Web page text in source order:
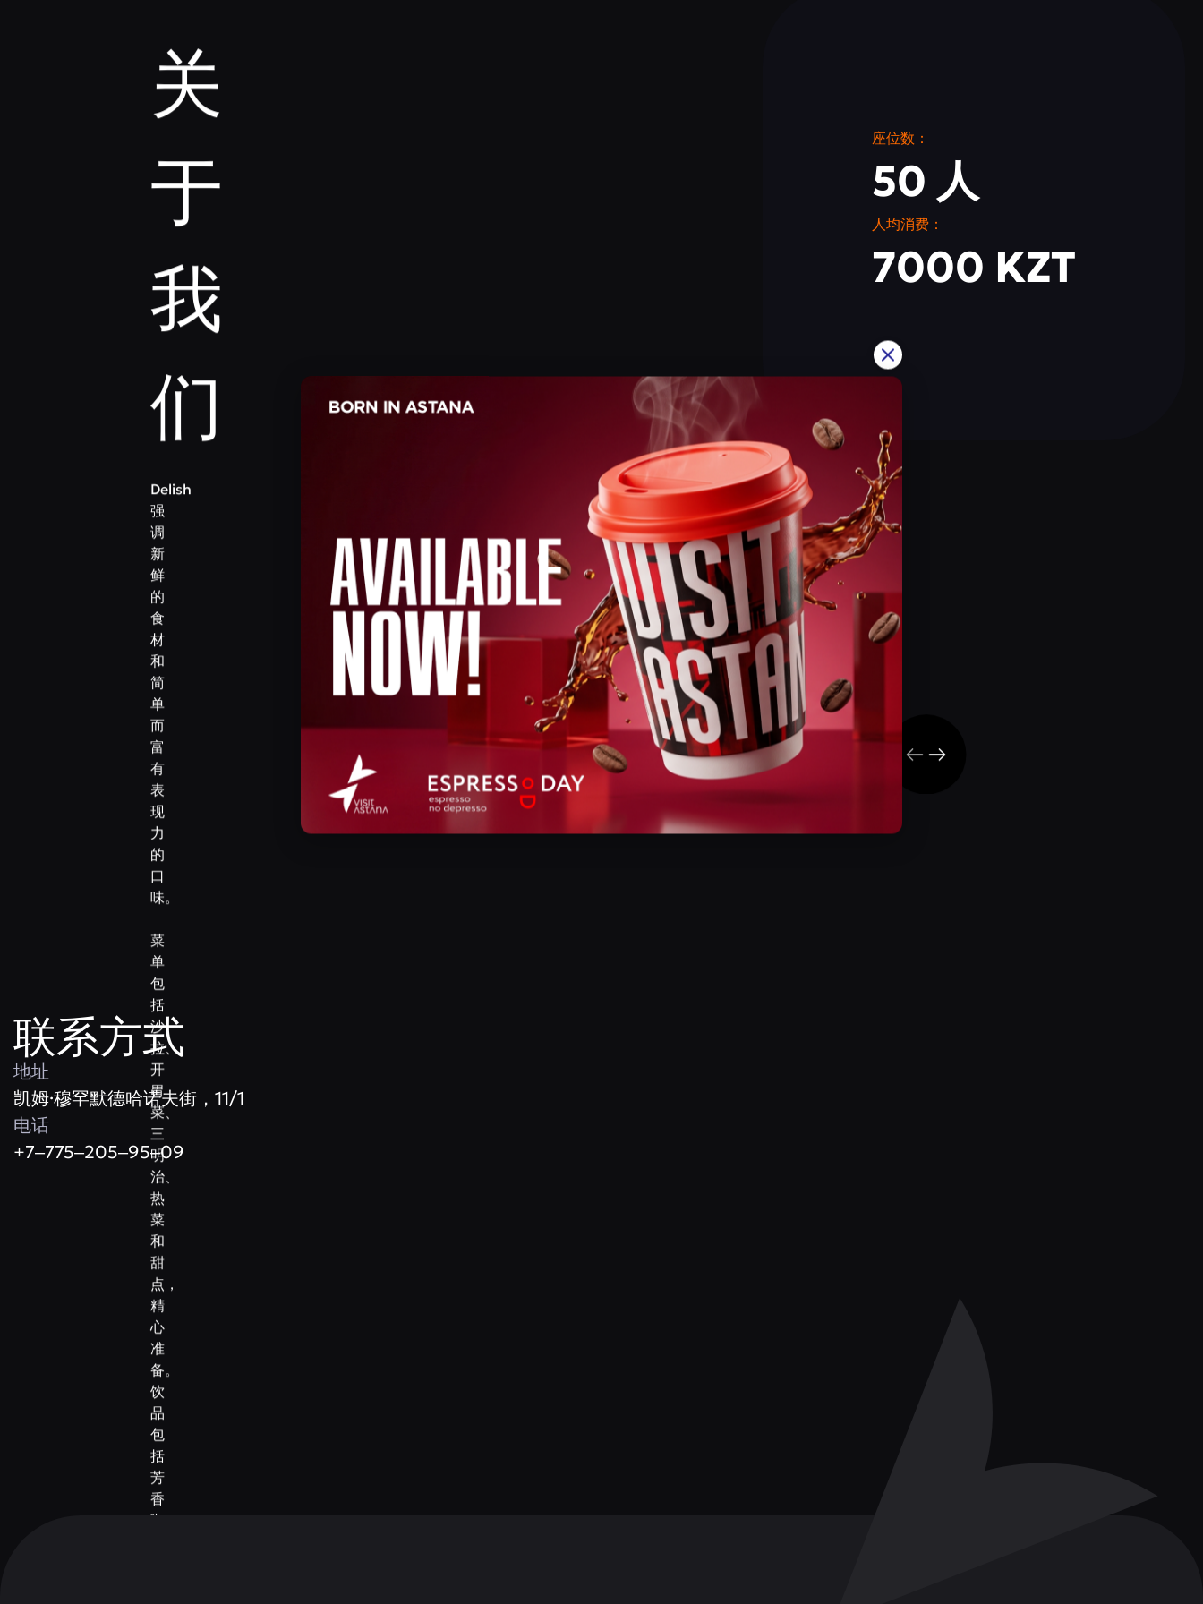
关
于
我
们
Delish
强
调
新
鲜
的
食
材
和
简
单
而
富
有
表
现
力
的
口
味。
菜
单
包
括
沙
拉、
开
胃
菜、
三
明
治、
热
菜
和
甜
点，
精
心
准
备。
饮
品
包
括
芳
香
咖
座位数：
50 人
人均消费：
7000 KZT
联系方式
地址
​凯姆·穆罕默德哈诺夫街，11/1
电话
+7‒775‒205‒95‒09